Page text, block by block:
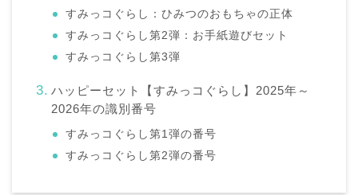
すみっコぐらし：ひみつのおもちゃの正体
すみっコぐらし第2弾：お手紙遊びセット
すみっコぐらし第3弾
ハッピーセット【すみっコぐらし】2025年～
2026年の識別番号
すみっコぐらし第1弾の番号
すみっコぐらし第2弾の番号